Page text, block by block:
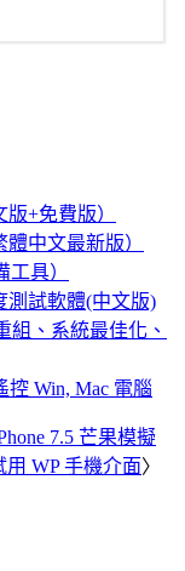
+免費版）
中文最新版）
具）
測試軟體(中文版)
組、系統最佳化、
Win, Mac 電腦
7.5 芒果模擬
用 WP 手機介面〉